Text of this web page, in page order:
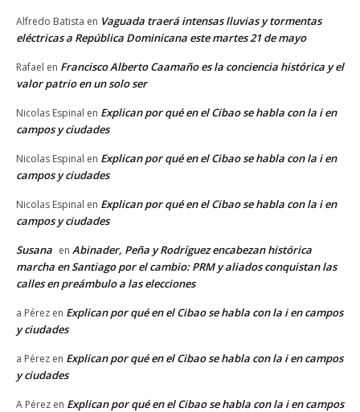
Alfredo Batista en Vaguada traerá intensas lluvias y tormentas
eléctricas a República Dominicana este martes 21 de mayo
Rafael en Francisco Alberto Caamaño es la conciencia histórica y el
valor patrio en un solo ser
Nicolas Espinal en Explican por qué en el Cibao se habla con la i en
campos y ciudades
Nicolas Espinal en Explican por qué en el Cibao se habla con la i en
campos y ciudades
Nicolas Espinal en Explican por qué en el Cibao se habla con la i en
campos y ciudades
Susana en Abinader, Peña y Rodríguez encabezan histórica
marcha en Santiago por el cambio: PRM y aliados conquistan las
calles en preámbulo a las elecciones
a Pérez en Explican por qué en el Cibao se habla con la i en campos
y ciudades
a Pérez en Explican por qué en el Cibao se habla con la i en campos
y ciudades
A Pérez en Explican por qué en el Cibao se habla con la i en campos